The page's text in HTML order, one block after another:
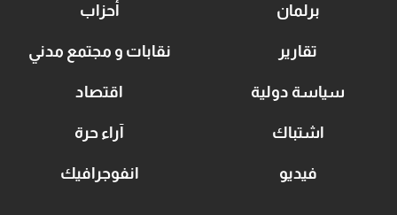
برلمان أحزاب
تقارير نقابات و مجتمع مدني
سياسة دولية اقتصاد
اشتباك آراء حرة
فيديو انفوجرافيك